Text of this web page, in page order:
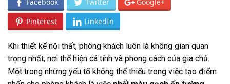
Pinterest LinkedIn
Khi thiết kế nội thất, phòng khách luôn là không gian quan
trọng nhất, nơi thể hiện cá tính và phong cách của gia chủ.
Một trong những yếu tố không thể thiếu trong việc tạo điểm